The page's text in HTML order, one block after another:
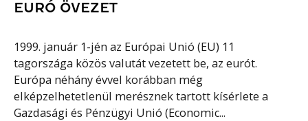
EURÓ ÖVEZET
1999. január 1-jén az Európai Unió (EU) 11
tagországa közös valutát vezetett be, az eurót.
Európa néhány évvel korábban még
elképzelhetetlenül merésznek tartott kísérlete a
Gazdasági és Pénzügyi Unió (Economic...